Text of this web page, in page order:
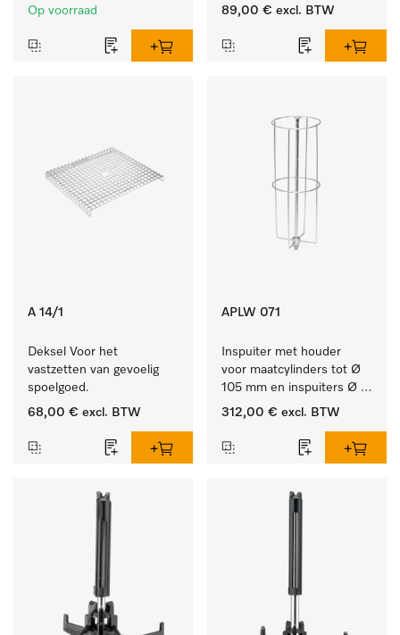
Op voorraad
89,00 € excl. BTW
A 14/1
Deksel Voor het
vastzetten van gevoelig
spoelgoed.
68,00 € excl. BTW
APLW 071
Inspuiter met houder
voor maatcylinders tot Ø
105 mm en inspuiters Ø
8, lengte 320 mm.
312,00 € excl. BTW